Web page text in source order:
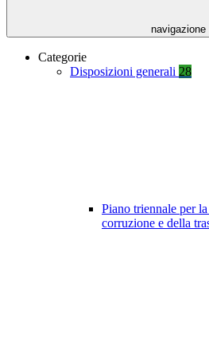
navigazione
Categorie
Disposizioni generali 28
Piano triennale per
corruzione e della